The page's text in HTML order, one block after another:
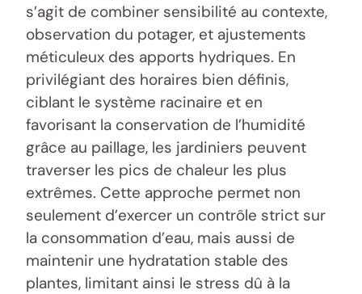
s’agit de combiner sensibilité au contexte,
observation du potager, et ajustements
méticuleux des apports hydriques. En
privilégiant des horaires bien définis,
ciblant le système racinaire et en
favorisant la conservation de l’humidité
grâce au paillage, les jardiniers peuvent
traverser les pics de chaleur les plus
extrêmes. Cette approche permet non
seulement d’exercer un contrôle strict sur
la consommation d’eau, mais aussi de
maintenir une hydratation stable des
plantes, limitant ainsi le stress dû à la